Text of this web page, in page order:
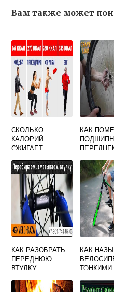
Вам также может
СКОЛЬКО
КАЛОРИЙ
СЖИГАЕТ
ВЕЛОСИПЕД
ЛЕЖА НА СПИНЕ
КАК
СТЕЛС
КАК РАЗОБРАТЬ
ПЕРЕДНЮЮ
ВТУЛКУ
КАК
ТОНКИМИ